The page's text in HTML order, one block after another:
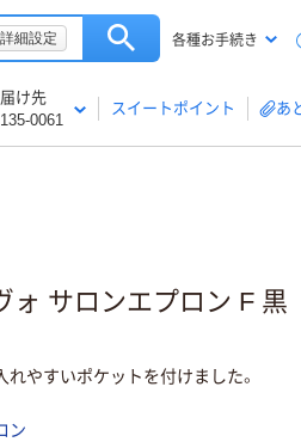
詳細設定 各種お手続き
け先
0061
スイートポイント あ
ォ サロンエプロン F 黒
やすいポケットを付けました。
ン